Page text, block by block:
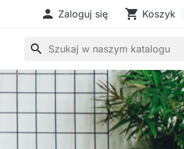
 Zaloguj się shopping_cart Koszyk
search